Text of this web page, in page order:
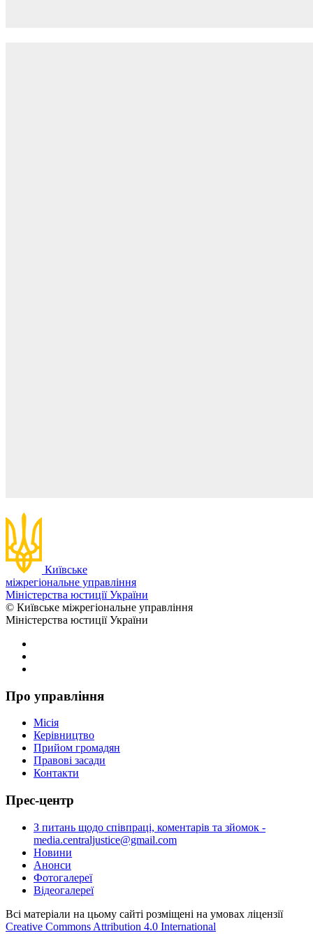
Київське
міжрегіональне управління
Міністерства юстиції України
© Київське міжрегіональне управління
Міністерства юстиції України
Про управління
Місія
Керівництво
Прийом громадян
Правові засади
Контакти
Прес-центр
З питань щодо співпраці, коментарів та зйомок -
media.centraljustice@gmail.com
Новини
Анонси
Фотогалереї
Відеогалереї
Всі матеріали на цьому сайті розміщені на умовах ліцензії
Creative Commons Attribution 4.0 International